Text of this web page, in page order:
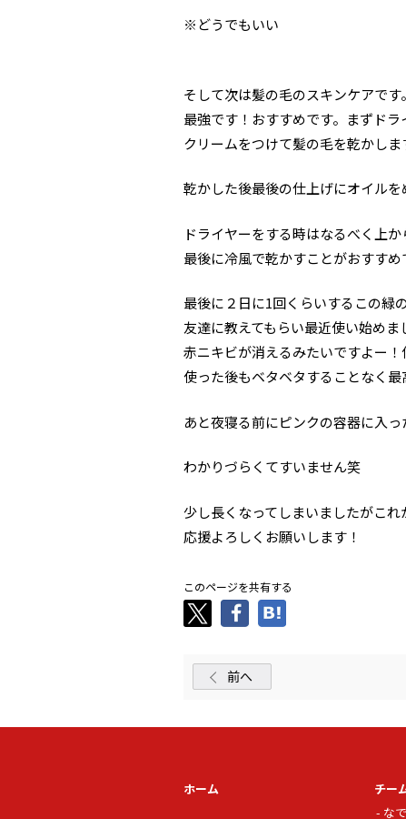
※どうでもいい
そして次は髪の毛のスキンケアで
最強です！おすすめです。まずド
クリームをつけて髪の毛を乾かしま
乾かした後最後の仕上げにオイル
ドライヤーをする時はなるべく上
最後に冷風で乾かすことがおすすめ
最後に２日に1回くらいするこの緑
友達に教えてもらい最近使い始めま
赤ニキビが消えるみたいですよー！
使った後もベタベタすることなく最
あと夜寝る前にピンクの容器に入
わかりづらくてすいません笑
少し長くなってしまいましたがこ
応援よろしくお願いします！
このページを共有する
前へ
ホーム
チー
な